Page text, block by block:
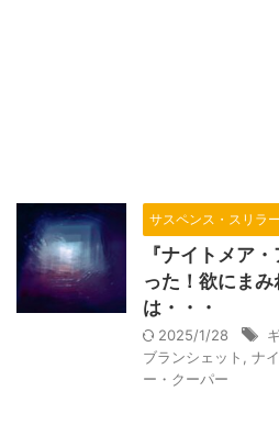
サスペンス・スリラ
『ナイトメア
った！欲にま
は・・・
2025/1/28
ブランシェット
ナ
ー・クーパー